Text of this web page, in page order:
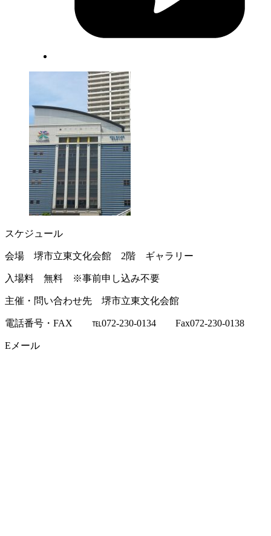
スケジュール
会場 堺市立東文化会館 2階 ギャラリー
入場料 無料 ※事前申し込み不要
主催・問い合わせ先 堺市立東文化会館
電話番号・FAX ℡072-230-0134 Fax072-230-0138
Eメール